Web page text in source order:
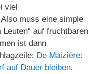
viel
muss eine simple
auf fruchtbaren
ist dann
De Maizière:
auf Dauer bleiben.